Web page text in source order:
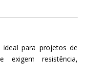
para projetos de
exigem resistência,